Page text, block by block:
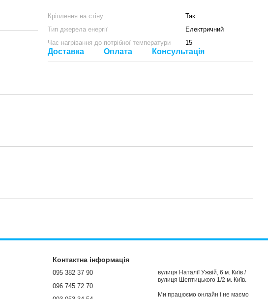
Кріплення на стіну
Так
Тип джерела енергії
Електричний
Час нагрівання до потрібної температури
15
Доставка Оплата Консультація
Контактна інформація
095 382 37 90
096 745 72 70
вулиця Наталії Ужвій, 6 м. Київ /
вулиця Шептицького 1/2 м. Київ.
Ми працюємо онлайн і не маємо